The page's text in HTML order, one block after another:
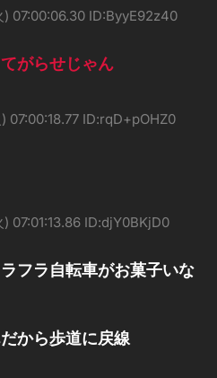
07:00:06.30 ID:ByyE92z40
がらせじゃん
07:00:18.77 ID:rqD+pOHZ0
07:01:13.86 ID:djY0BKjD0
フラ自転車がお菓子いな
から歩道に戻線